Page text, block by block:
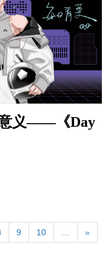
意义——《Day
9 10 »